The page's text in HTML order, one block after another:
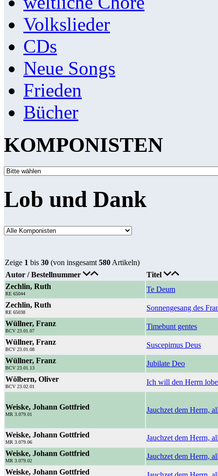
Volkslieder
CDs
Neue Songs
Frieden
Bücher
KOMPONISTEN
Lob und Dank
Zeige 1 bis 30 (von insgesamt 580 Artikeln)
Autor / Bestellnummer
Titel
Zechlin, Ruth
RE 65044
Te Deum
Zechlin, Ruth
RE 65038
Sonnengesang des
Wüllner, Franz
BCV 23.01.07
Timebunt gentes
Wüllner, Franz
BCV 23.01.08
Suscepimus Deus
Wüllner, Franz
BCV 23.01.13
Jubilate Deo
Wölbern, Oliver
BCV 23.02.01
Ich will den Herrn
Weiske, Johann Gottfried
MR 3.079.01
Jauchzet dem Herrn,
Weiske, Johann Gottfried
MR 3.079.06
Jauchzet dem Herrn,
Weiske, Johann Gottfried
MR 3.079.02
Jauchzet dem Herrn,
Weiske, Johann Gottfried